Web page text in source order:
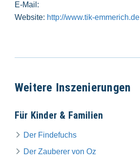
E-Mail:
Website: http://www.tik-emmerich.de
Weitere Inszenierungen
Für Kinder & Familien
Der Findefuchs
Der Zauberer von Oz